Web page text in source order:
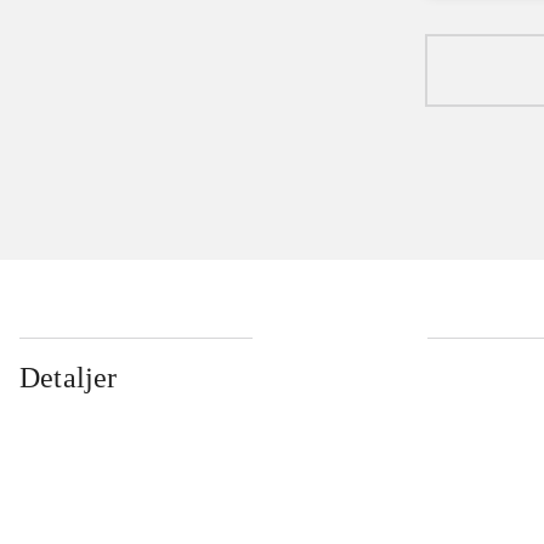
Detaljer